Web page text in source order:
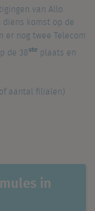
van Allo
diens komst op de
er nog twee Telecom
de 38ste plaats en
aantal filialen)
in